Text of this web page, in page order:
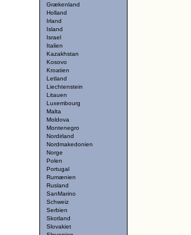
Grækenland
Holland
Irland
Island
Israel
Italien
Kazakhstan
Kosovo
Kroatien
Letland
Liechtenstein
Litauen
Luxembourg
Malta
Moldova
Montenegro
Nordirland
Nordmakedonien
Norge
Polen
Portugal
Rumænien
Rusland
SanMarino
Schweiz
Serbien
Skotland
Slovakiet